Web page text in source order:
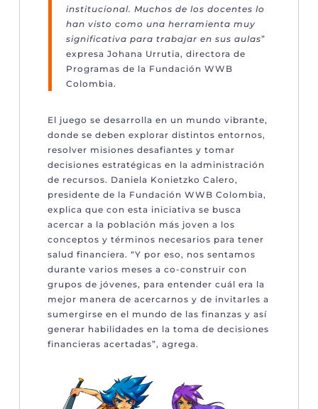
institucional. Muchos de los docentes lo
han visto como una herramienta muy
significativa para trabajar en sus aulas”
expresa Johana Urrutia, directora de
Programas de la Fundación WWB
Colombia.
El juego se desarrolla en un mundo vibrante,
donde se deben explorar distintos entornos,
resolver misiones desafiantes y tomar
decisiones estratégicas en la administración
de recursos. Daniela Konietzko Calero,
presidente de la Fundación WWB Colombia,
explica que con esta iniciativa se busca
acercar a la población más joven a los
conceptos y términos necesarios para tener
salud financiera. “Y por eso, nos sentamos
durante varios meses a co-construir con
grupos de jóvenes, para entender cuál era la
mejor manera de acercarnos y de invitarles a
sumergirse en el mundo de las finanzas y así
generar habilidades en la toma de decisiones
financieras acertadas”, agrega.